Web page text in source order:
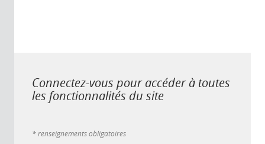
Connectez-vous pour accéder à toutes
les fonctionnalités du site
* renseignements obligatoires